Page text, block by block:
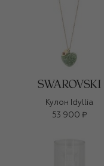
Кулон Idyllia
53 900 ₽